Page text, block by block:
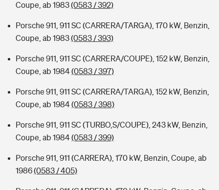
Coupe, ab 1983(0583 / 392)
Porsche 911, 911 SC (CARRERA/TARGA), 170 kW, Benzin,
Coupe, ab 1983(0583 / 393)
Porsche 911, 911 SC (CARRERA/COUPE), 152 kW, Benzin,
Coupe, ab 1984(0583 / 397)
Porsche 911, 911 SC (CARRERA/TARGA), 152 kW, Benzin,
Coupe, ab 1984(0583 / 398)
Porsche 911, 911 SC (TURBO,S/COUPE), 243 kW, Benzin,
Coupe, ab 1984(0583 / 399)
Porsche 911, 911 (CARRERA), 170 kW, Benzin, Coupe, ab
1986(0583 / 405)